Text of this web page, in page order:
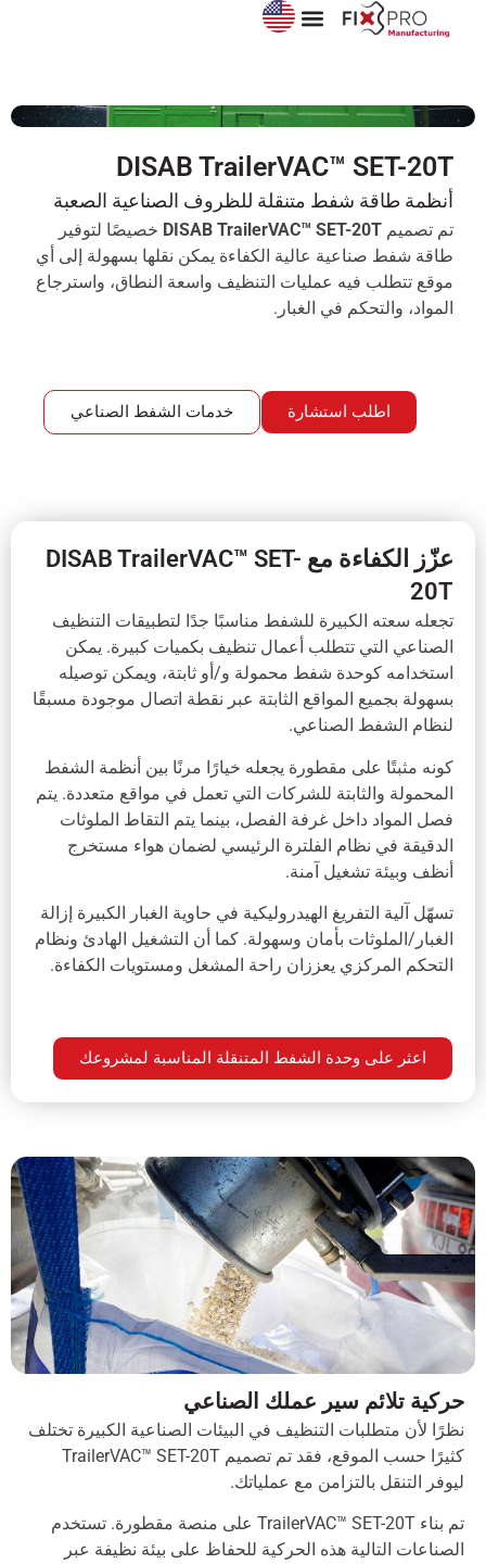
DISAB TrailerVAC™ SET-20T
أنظمة طاقة شفط متنقلة للظروف الصناعية الصعبة
تم تصميمDISAB TrailerVAC™ SET-20Tخصيصًا لتوفير
طاقة شفط صناعية عالية الكفاءة يمكن نقلها بسهولة إلى أي
موقع تتطلب فيه عمليات التنظيف واسعة النطاق، واسترجاع
المواد، والتحكم في الغبار.
خدمات الشفط الصناعي اطلب استشارة
عزّز الكفاءة مع DISAB TrailerVAC™ SET-
20T
تجعله سعته الكبيرة للشفط مناسبًا جدًا لتطبيقات التنظيف
الصناعي التي تتطلب أعمال تنظيف بكميات كبيرة. يمكن
استخدامه كوحدة شفط محمولة و/أو ثابتة، ويمكن توصيله
بسهولة بجميع المواقع الثابتة عبر نقطة اتصال موجودة مسبقًا
لنظام الشفط الصناعي.
كونه مثبتًا على مقطورة يجعله خيارًا مرنًا بين أنظمة الشفط
المحمولة والثابتة للشركات التي تعمل في مواقع متعددة. يتم
فصل المواد داخل غرفة الفصل، بينما يتم التقاط الملوثات
الدقيقة في نظام الفلترة الرئيسي لضمان هواء مستخرج
أنظف وبيئة تشغيل آمنة.
تسهّل آلية التفريغ الهيدروليكية في حاوية الغبار الكبيرة إزالة
الغبار/الملوثات بأمان وسهولة. كما أن التشغيل الهادئ ونظام
التحكم المركزي يعززان راحة المشغل ومستويات الكفاءة.
اعثر على وحدة الشفط المتنقلة المناسبة لمشروعك
حركية تلائم سير عملك الصناعي
نظرًا لأن متطلبات التنظيف في البيئات الصناعية الكبيرة تختلف
كثيرًا حسب الموقع، فقد تم تصميم TrailerVAC™ SET-20T
ليوفر التنقل بالتزامن مع عملياتك.
تم بناء TrailerVAC™ SET-20T على منصة مقطورة. تستخدم
الصناعات التالية هذه الحركية للحفاظ على بيئة نظيفة عبر